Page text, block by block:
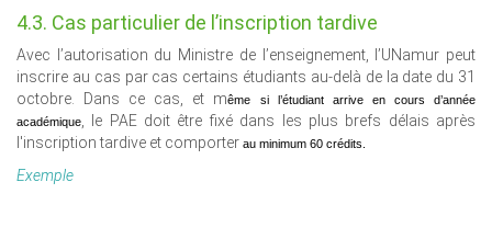
4.3. Cas particulier de l’inscription tardive
Avec l’autorisation du Ministre de l’enseignement, l’UNamur peut
inscrire au cas par cas certains étudiants au-delà de la date du 31
octobre. Dans ce cas, et même si l’étudiant arrive en cours d’année
académique
, le PAE doit être fixé dans les plus brefs délais après
l'inscription tardive et comporter au minimum 60 crédits.
Exemple